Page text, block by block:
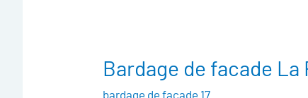
Bardage de facade La
bardage de façade 17
Bardage